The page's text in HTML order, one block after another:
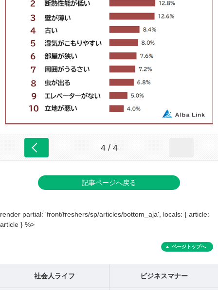
4 / 4
記事ページへ戻る
render partial: 'front/freshers/sp/articles/bottom_aja', locals: { article:
article } %>
ページトップへ
社会人ライフ ビジネスマナー